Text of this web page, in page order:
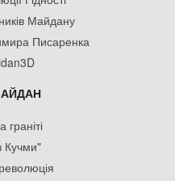
Майдану
Писаренка
Кучми"